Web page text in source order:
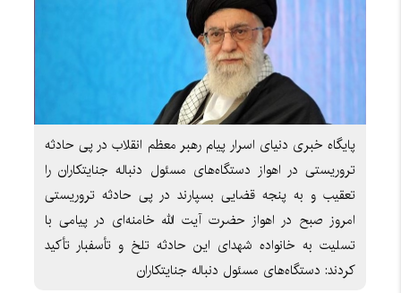
پایگاه خبری دنیای اسرار پیام رهبر معظم انقلاب در پی حادثه
تروریستی در اهواز دستگاه‌های مسئول دنباله جنایتکاران را
تعقیب و به پنجه قضایی بسپارند در پی حادثه تروریستی
امروز صبح در اهواز حضرت آیت الله خامنه‌ای در پیامی با
تسلیت به خانواده شهدای این حادثه تلخ و تأسفبار تأکید
کردند: دستگاه‌های مسئول دنباله جنایتکاران